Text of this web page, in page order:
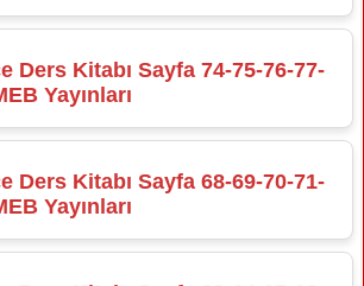
Ders Kitabı Sayfa 74-75-76-77-
Yayınları
Ders Kitabı Sayfa 68-69-70-71-
Yayınları